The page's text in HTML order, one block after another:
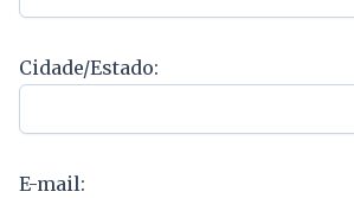
Cidade/Estado:
E-mail: